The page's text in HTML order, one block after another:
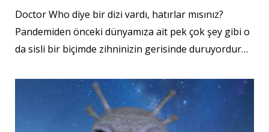
Doctor Who diye bir dizi vardı, hatırlar mısınız?
Pandemiden önceki dünyamıza ait pek çok şey gibi o
da sisli bir biçimde zihninizin gerisinde duruyordur…